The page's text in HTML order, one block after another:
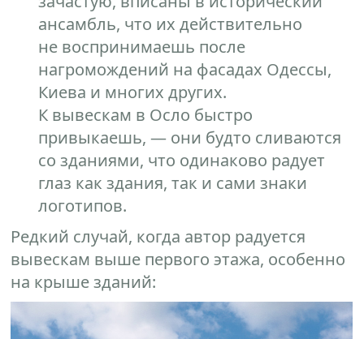
ансамбль, что их действительно
не воспринимаешь после
нагромождений на фасадах Одессы,
Киева и многих других.
К вывескам в Осло быстро
привыкаешь, — они будто сливаются
со зданиями, что одинаково радует
глаз как здания, так и сами знаки
логотипов.
Редкий случай, когда автор радуется
вывескам выше первого этажа, особенно
на крыше зданий: